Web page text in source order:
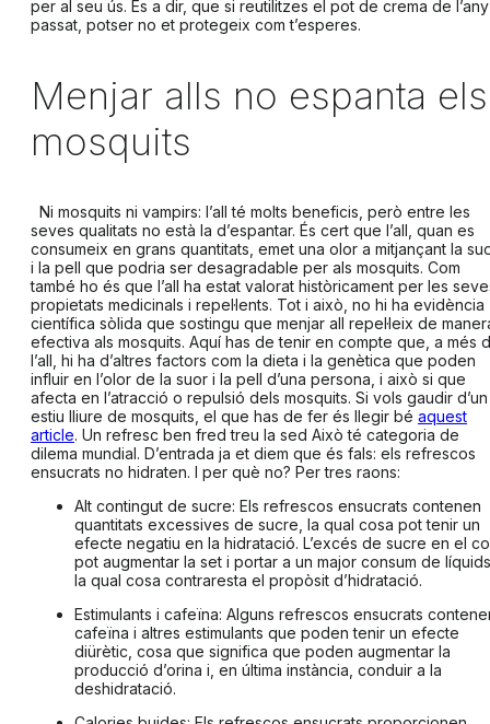
per al seu ús. És a dir, que si reutilitzes el pot de crema de l’any
passat, potser no et protegeix com t’esperes.
Menjar alls no espanta els
mosquits
Ni mosquits ni vampirs: l’all té molts beneficis, però entre les
seves qualitats no està la d’espantar. És cert que l’all, quan es
consumeix en grans quantitats, emet una olor a mitjançant la
i la pell que podria ser desagradable per als mosquits. Com
també ho és que l’all ha estat valorat històricament per les
propietats medicinals i repel·lents. Tot i això, no hi ha evidència
científica sòlida que sostingu que menjar all repel·leix de
efectiva als mosquits. Aquí has de tenir en compte que, a més
l’all, hi ha d’altres factors com la dieta i la genètica que poden
influir en l’olor de la suor i la pell d’una persona, i això si que
afecta en l’atracció o repulsió dels mosquits. Si vols gaudir d’un
estiu lliure de mosquits, el que has de fer és llegir bé aquest
article. Un refresc ben fred treu la sed Això té categoria de
dilema mundial. D’entrada ja et diem que és fals: els refrescos
ensucrats no hidraten. I per què no? Per tres raons:
Alt contingut de sucre: Els refrescos ensucrats contenen
quantitats excessives de sucre, la qual cosa pot tenir un
efecte negatiu en la hidratació. L’excés de sucre en el
pot augmentar la set i portar a un major consum de
la qual cosa contraresta el propòsit d’hidratació.
Estimulants i cafeïna: Alguns refrescos ensucrats
cafeïna i altres estimulants que poden tenir un efecte
diürètic, cosa que significa que poden augmentar la
producció d’orina i, en última instància, conduir a la
deshidratació.